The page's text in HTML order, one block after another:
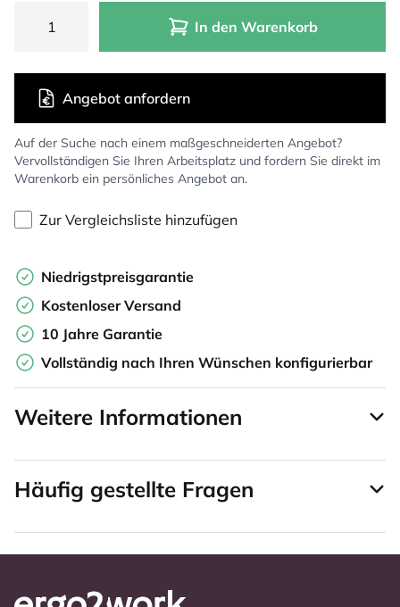
In den Warenkorb
Auf der Suche nach einem maßgeschneiderten Angebot?
Vervollständigen Sie Ihren Arbeitsplatz und fordern Sie direkt im
Warenkorb ein persönliches Angebot an.
Angebot anfordern
Zur Vergleichsliste hinzufügen
Niedrigstpreisgarantie
Kostenloser Versand
10 Jahre Garantie
Vollständig nach Ihren Wünschen konfigurierbar
Weitere Informationen
Häufig gestellte Fragen